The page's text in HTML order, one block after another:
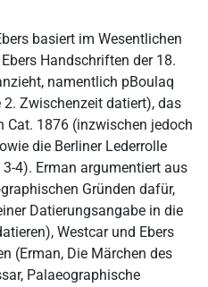
basiert im Wesentlichen
Handschriften der 18.
namentlich pBoulaq
Zwischenzeit datiert), das
Cat. 1876 (inzwischen jedoch
die Berliner Lederrolle
3-4). Erman argumentiert aus
Gründen dafür,
Datierungsangabe in die
Westcar und Ebers
(Erman, Die Märchen des
Palaeographische